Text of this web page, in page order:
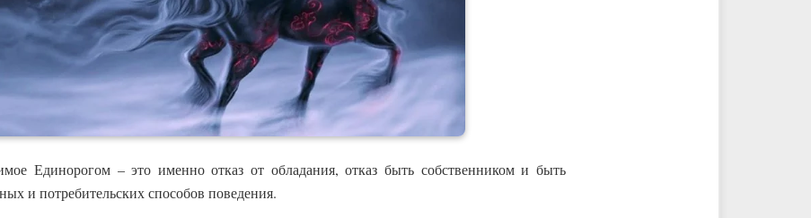
Единорогом – это именно отказ от обладания, отказ быть собственником и быть
и потребительских способов поведения.